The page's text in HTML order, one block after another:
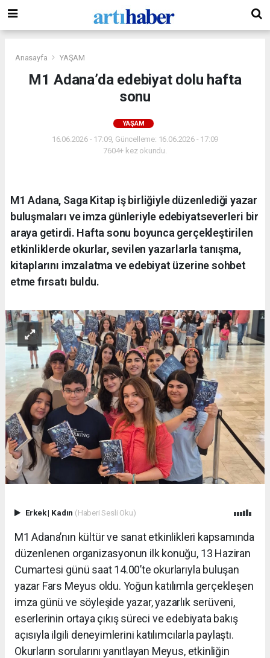
Anasayfa YAŞAM
M1 Adana’da edebiyat dolu hafta
sonu
YAŞAM
16.06.2026 - 17:09, Güncelleme: 16.06.2026 - 17:09
7604+ kez okundu.
M1 Adana, Saga Kitap iş birliğiyle düzenlediği yazar
buluşmaları ve imza günleriyle edebiyatseverleri bir
araya getirdi. Hafta sonu boyunca gerçekleştirilen
etkinliklerde okurlar, sevilen yazarlarla tanışma,
kitaplarını imzalatma ve edebiyat üzerine sohbet
etme fırsatı buldu.
Erkek| Kadın (Haberi Sesli Oku)
M1 Adana’nın kültür ve sanat etkinlikleri kapsamında
düzenlenen organizasyonun ilk konuğu, 13 Haziran
Cumartesi günü saat 14.00’te okurlarıyla buluşan
yazar Fars Meyus oldu. Yoğun katılımla gerçekleşen
imza günü ve söyleşide yazar, yazarlık serüveni,
eserlerinin ortaya çıkış süreci ve edebiyata bakış
açısıyla ilgili deneyimlerini katılımcılarla paylaştı.
Okurların sorularını yanıtlayan Meyus, etkinliğin